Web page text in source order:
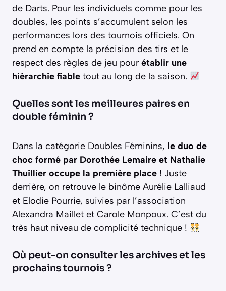
de Darts. Pour les individuels comme pour les
doubles, les points s’accumulent selon les
performances lors des tournois officiels. On
prend en compte la précision des tirs et le
respect des règles de jeu pour établir une
hiérarchie fiable tout au long de la saison.
Quelles sont les meilleures paires en
double féminin ?
Dans la catégorie Doubles Féminins, le duo de
choc formé par Dorothée Lemaire et Nathalie
Thuillier occupe la première place ! Juste
derrière, on retrouve le binôme Aurélie Lalliaud
et Elodie Pourrie, suivies par l’association
Alexandra Maillet et Carole Monpoux. C’est du
très haut niveau de complicité technique !
Où peut-on consulter les archives et les
prochains tournois ?